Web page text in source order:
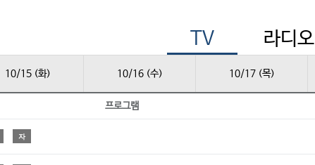
TV 라디오
10/15 (화) 10/16 (수) 10/17 (목)
프로그램
자